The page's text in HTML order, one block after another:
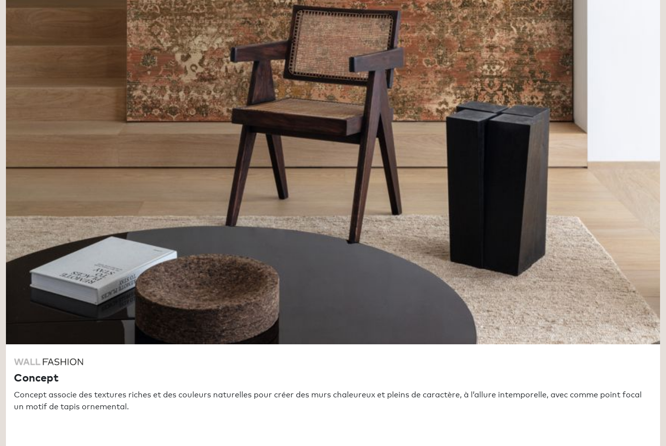
Concept
Concept associe des textures riches et des couleurs naturelles pour créer des murs chaleureux et pleins de caractère, à l’allure intemporelle, avec comme point focal
un motif de tapis ornemental.